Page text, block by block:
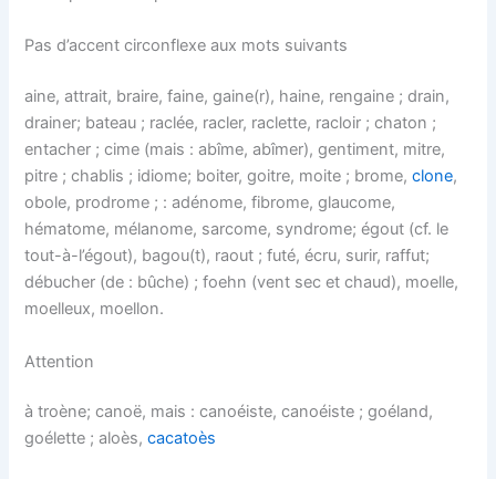
Pas d’accent circonflexe aux mots suivants
aine, attrait, braire, faine, gaine(r), haine, rengaine ; drain,
drainer; bateau ; raclée, racler, raclette, racloir ; chaton ;
entacher ; cime (mais : abîme, abîmer), gentiment, mitre,
pitre ; chablis ; idiome; boiter, goitre, moite ; brome,clone,
obole, prodrome ; : adénome, fibrome, glaucome,
hématome, mélanome, sarcome, syndrome; égout (cf. le
tout-à-l’égout), bagou(t), raout ; futé, écru, surir, raffut;
débucher (de : bûche) ; foehn (vent sec et chaud), moelle,
moelleux, moellon.
Attention
à troène; canoë, mais : canoéiste, canoéiste ; goéland,
goélette ; aloès,cacatoès